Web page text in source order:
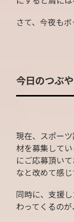
さて、今夜も
今日のつぶ
現在、スポー
材を募集して
にご応募頂い
なと改めて感じ
同時に、支援
わってくるのが